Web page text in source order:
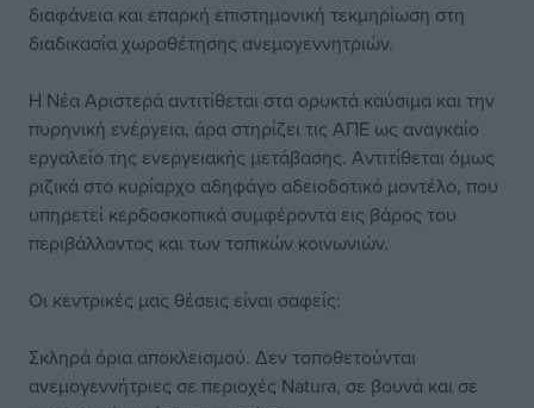
διαφάνεια και επαρκή επιστημονική τεκμηρίωση στη
διαδικασία χωροθέτησης ανεμογεννητριών.
Η Νέα Αριστερά αντιτίθεται στα ορυκτά καύσιμα και την
πυρηνική ενέργεια, άρα στηρίζει τις ΑΠΕ ως αναγκαίο
εργαλείο της ενεργειακής μετάβασης. Αντιτίθεται όμως
ριζικά στο κυρίαρχο αδηφάγο αδειοδοτικό μοντέλο, που
υπηρετεί κερδοσκοπικά συμφέροντα εις βάρος του
περιβάλλοντος και των τοπικών κοινωνιών.
Οι κεντρικές μας θέσεις είναι σαφείς:
Σκληρά όρια αποκλεισμού. Δεν τοποθετούνται
ανεμογεννήτριες σε περιοχές Natura, σε βουνά και σε